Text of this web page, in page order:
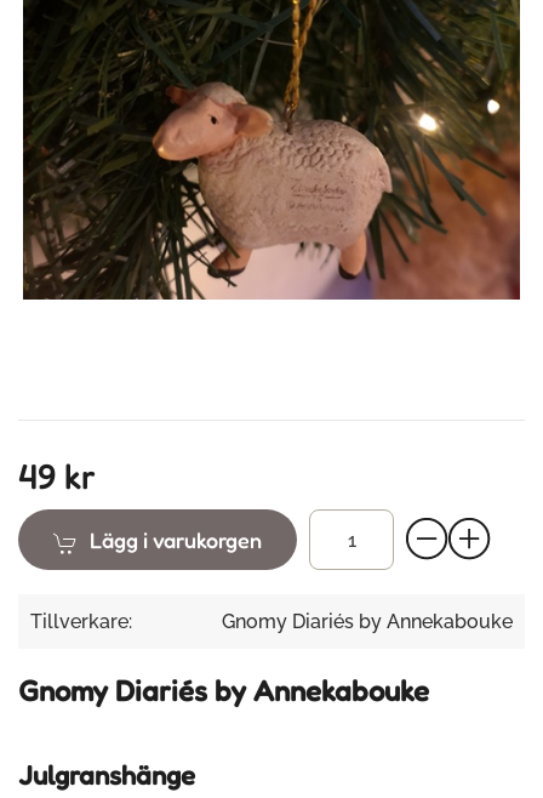
49 kr
Lägg i varukorgen
Tillverkare: Gnomy Diariés by Annekabouke
Gnomy Diariés by Annekabouke
Julgranshänge